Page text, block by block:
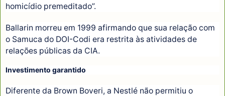
homicídio premeditado”.
Ballarin morreu em 1999 afirmando que sua relação com
o Samuca do DOI-Codi era restrita às atividades de
relações públicas da CIA.
Investimento garantido
Diferente da Brown Boveri, a Nestlé não permitiu o